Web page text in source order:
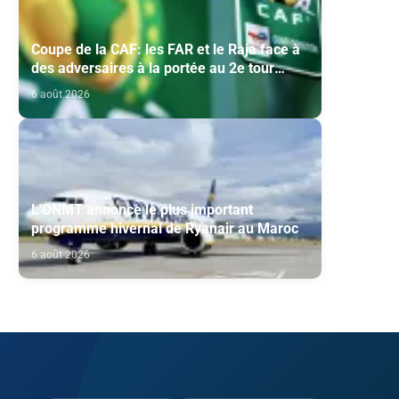
Coupe de la CAF: les FAR et le Raja face à
des adversaires à la portée au 2e tour
préliminaire
6 août 2026
L'ONMT annonce le plus important
programme hivernal de Ryanair au Maroc
6 août 2026